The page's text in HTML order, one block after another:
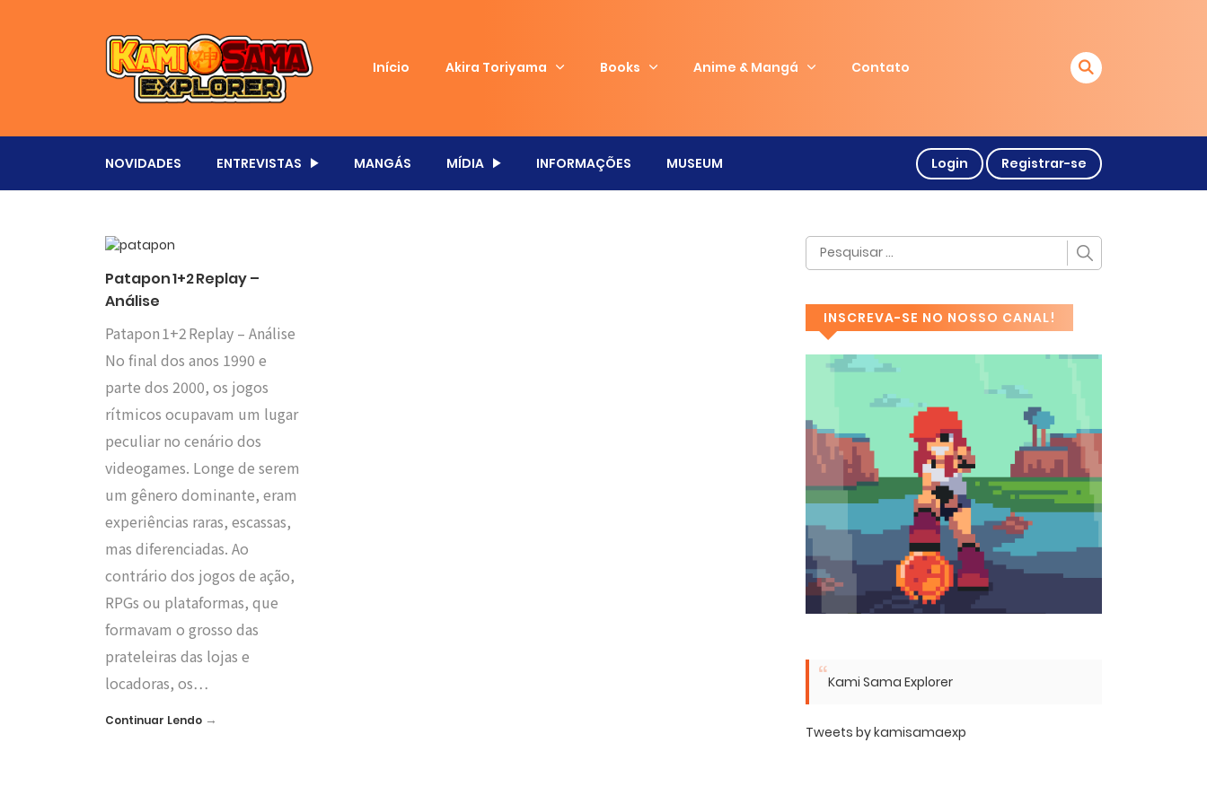
Início Akira Toriyama Books Anime & Mangá Contato
NOVIDADES ENTREVISTAS MANGÁS MÍDIA INFORMAÇÕES MUSEUM Login Registrar-se
Patapon 1+2 Replay –
Análise
Patapon 1+2 Replay – Análise
No final dos anos 1990 e
parte dos 2000, os jogos
rítmicos ocupavam um lugar
peculiar no cenário dos
videogames. Longe de serem
um gênero dominante, eram
experiências raras, escassas,
mas diferenciadas. Ao
contrário dos jogos de ação,
RPGs ou plataformas, que
formavam o grosso das
prateleiras das lojas e
locadoras, os…
Continuar Lendo →
INSCREVA-SE NO NOSSO CANAL!
Kami Sama Explorer
Tweets by kamisamaexp